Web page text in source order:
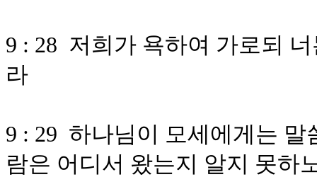
9 : 28 저희가 욕하여 가로되
라
9 : 29 하나님이 모세에게는
람은 어디서 왔는지 알지 못하